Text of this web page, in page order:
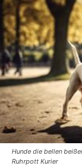
Hunde die bellen
Ruhrpott Kurier